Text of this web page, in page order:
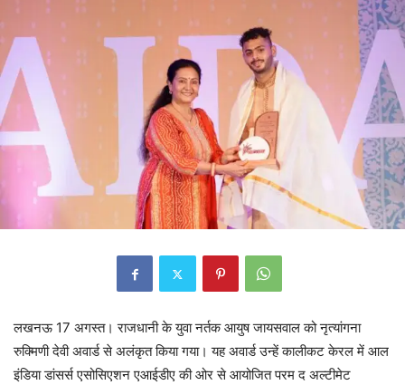
लखनऊ 17 अगस्त। राजधानी के युवा नर्तक आयुष जायसवाल को नृत्यांगना
रुक्मिणी देवी अवार्ड से अलंकृत किया गया। यह अवार्ड उन्हें कालीकट केरल में आल
इंडिया डांसर्स एसोसिएशन एआईडीए की ओर से आयोजित परम द अल्टीमेट